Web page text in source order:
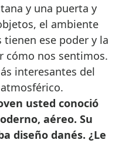
y una puerta y
el ambiente
ese poder y la
cómo nos sentimos.
interesantes del
usted conoció
aéreo. Su
diseño danés. ¿Le